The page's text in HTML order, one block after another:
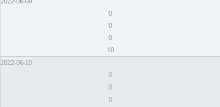
0
0
0
10
2022-06-10
0
0
0